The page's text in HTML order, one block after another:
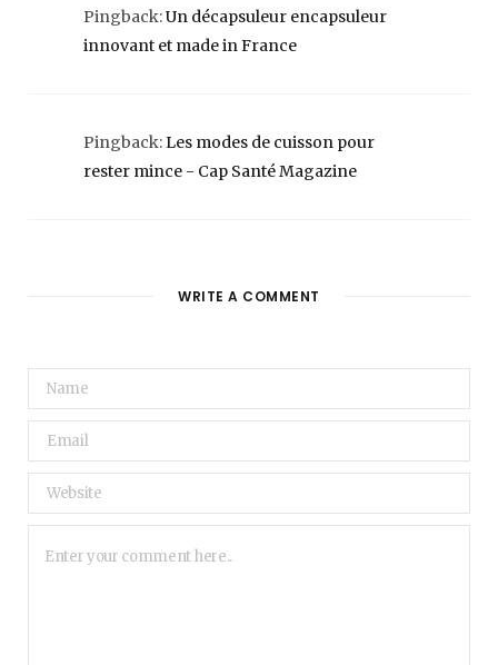
Pingback:Un décapsuleur encapsuleur
innovant et made in France
Pingback:Les modes de cuisson pour
rester mince - Cap Santé Magazine
WRITE A COMMENT